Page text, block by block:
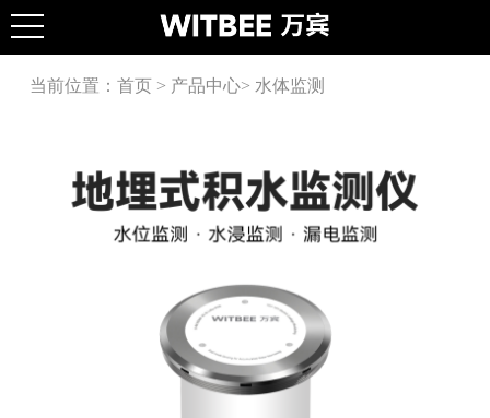
当前位置： 首页> 产品中心> 水体监测